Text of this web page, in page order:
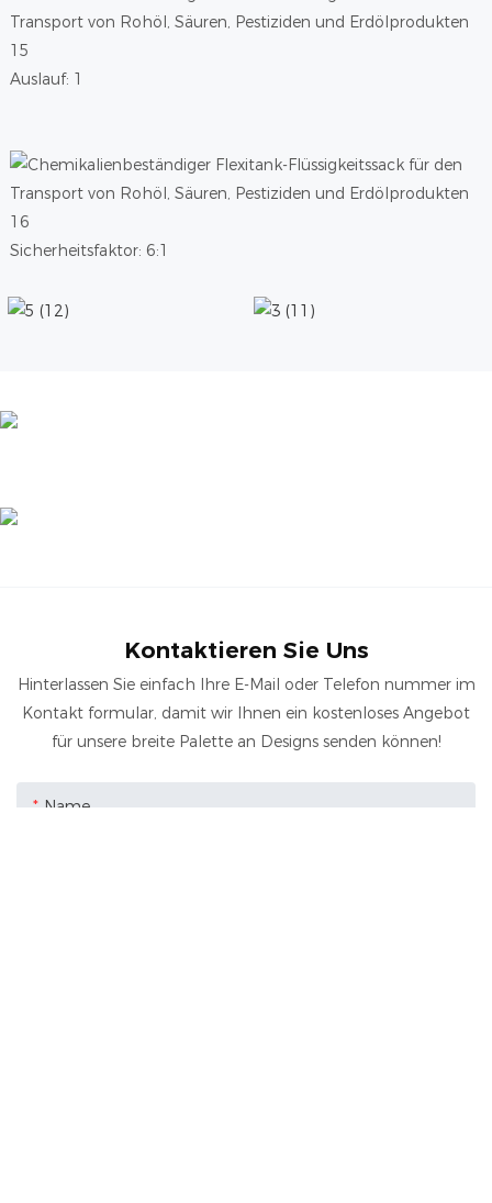
Auslauf: 1
Sicherheitsfaktor: 6:1
Kontaktieren Sie Uns
Hinterlassen Sie einfach Ihre E-Mail oder Telefon nummer im
Kontakt formular, damit wir Ihnen ein kostenloses Angebot
für unsere breite Palette an Designs senden können!
Name